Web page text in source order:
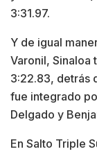
3:31.97.
Y de igual
Varonil, Sinaloa
3:22.83, detrás
fue integrado
Delgado y
En Salto Triple